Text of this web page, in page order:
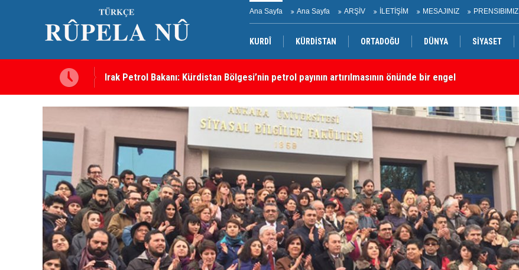
Ana Sayfa Ana Sayfa ARŞİV İLETİŞİM MESAJINIZ PRENSIBIMIZ
KURDÎ KÜRDİSTAN ORTADOĞU DÜNYA SİYASET
Irak Petrol Bakanı: Kürdistan Bölgesi’nin petrol payının artırılmasının önünde bir engel yok
Süleymaniye’de Komele karargahına saldırı